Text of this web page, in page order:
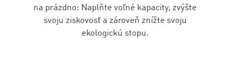
na prázdno: Naplňte voľné kapacity, zvýšte
svoju ziskovosť a zároveň znížte svoju
ekologickú stopu.